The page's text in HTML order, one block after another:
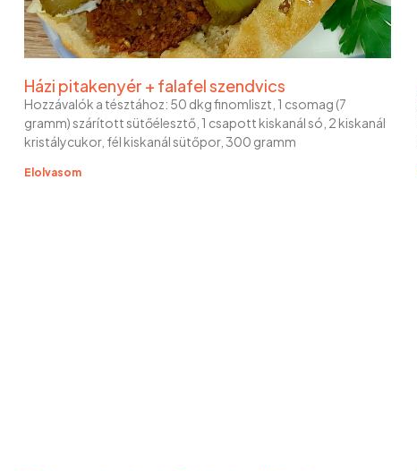
Házi pitakenyér + falafel szendvics
Hozzávalók a tésztához: 50 dkg finomliszt, 1 csomag (7
gramm) szárított sütőélesztő, 1 csapott kiskanál só, 2 kiskanál
kristálycukor, fél kiskanál sütőpor, 300 gramm
Elolvasom